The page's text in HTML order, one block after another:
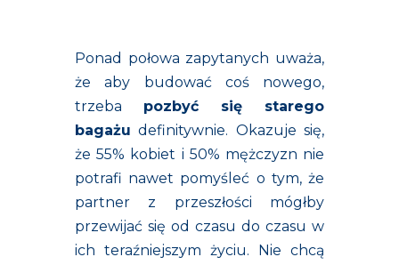
Ponad połowa zapytanych uważa,
że aby budować coś nowego,
trzeba pozbyć się starego
bagażu definitywnie. Okazuje się,
że 55% kobiet i 50% mężczyzn nie
potrafi nawet pomyśleć o tym, że
partner z przeszłości mógłby
przewijać się od czasu do czasu w
ich teraźniejszym życiu. Nie chcą